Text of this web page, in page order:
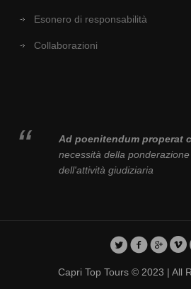
Esonero di responsabilità
Collaborazioni
Ad poenitendum properat
necessità della
dell'attività giudiziaria
Capri Top Tours © 2023 | All